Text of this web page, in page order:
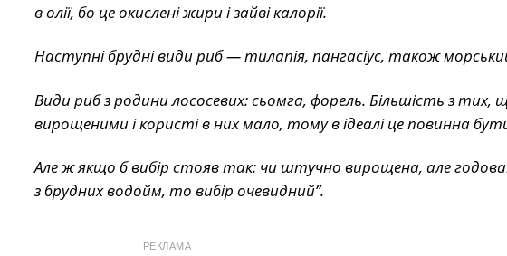
в олії, бо це окислені жири і зайві калорії.
Наступні брудні види риб — тилапія, пангасіус, також
Види риб з родини лососевих: сьомга, форель. Більшість з
вирощеними і користі в них мало, тому в ідеалі це повинна
Але ж якщо б вибір стояв так: чи штучно вирощена, але
з брудних водойм, то вибір очевидний”.
РЕКЛАМА